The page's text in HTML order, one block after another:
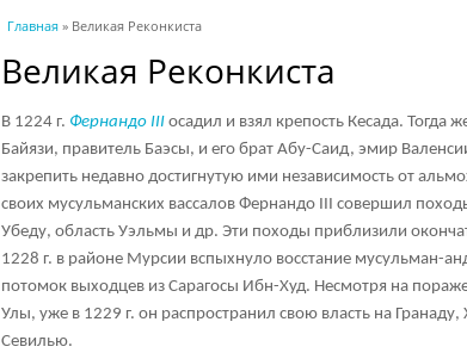
Вы здесь
Главная » Великая Реконкиста
Великая Реконкиста
В 1224 г. Фернандо III осадил и взял крепость Кесада. Тогда
Байязи, правитель Баэсы, и его брат Абу-Саид, эмир
закрепить недавно достигнутую ими независимость от
своих мусульманских вассалов Фернандо III совершил
Убеду, область Уэльмы и др. Эти походы приблизили
1228 г. в районе Мурсии вспыхнуло восстание мусульман-
потомок выходцев из Сарагосы Ибн-Худ. Несмотря на
Улы, уже в 1229 г. он распространил свою власть на
Севилью.